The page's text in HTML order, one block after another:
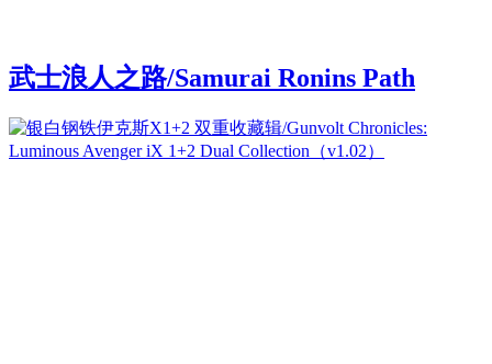
武士浪人之路/Samurai Ronins Path